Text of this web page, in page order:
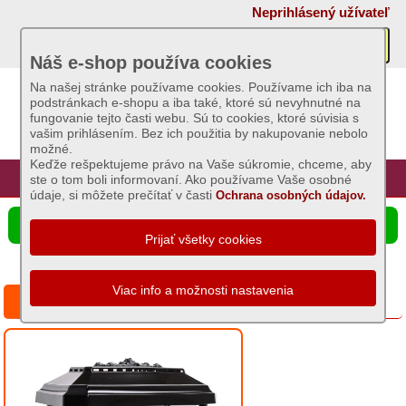
Neprihlásený užívateľ
Úvod Hlavná stránka Prihlásenie Registrácia
Náš e-shop používa cookies
Na našej stránke používame cookies. Používame ich iba na
podstránkach e-shopu a iba také, ktoré sú nevyhnutné na
fungovanie tejto časti webu. Sú to cookies, ktoré súvisia s
vašim prihlásením. Bez ich použitia by nakupovanie nebolo
možné.
Keďže rešpektujeme právo na Vaše súkromie, chceme, aby
ste o tom boli informovaní. Ako používame Vaše osobné
údaje, si môžete prečítať v častiOchrana osobných údajov.
☰ Ponuka produktov
Akcie
Sviečky
Umelé
kvety
Semená
osivá
Lampion panteon srdce rámik listy